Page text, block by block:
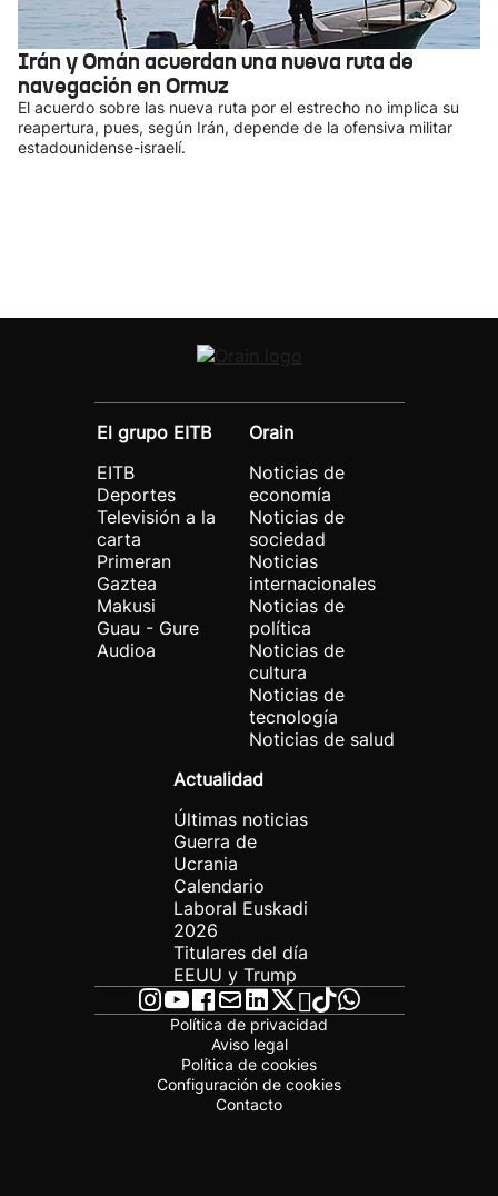
Irán y Omán acuerdan una nueva ruta de
navegación en Ormuz
El acuerdo sobre las nueva ruta por el estrecho no implica su
reapertura, pues, según Irán, depende de la ofensiva militar
estadounidense-israelí.
El grupo EITB
EITB
Deportes
Televisión a la
carta
Primeran
Gaztea
Makusi
Guau - Gure
Audioa
Orain
Noticias de
economía
Noticias de
sociedad
Noticias
internacionales
Noticias de
política
Noticias de
cultura
Noticias de
tecnología
Noticias de salud
Actualidad
Últimas noticias
Guerra de
Ucrania
Calendario
Laboral Euskadi
2026
Titulares del día
EEUU y Trump
Política de privacidad
Aviso legal
Política de cookies
Configuración de cookies
Contacto